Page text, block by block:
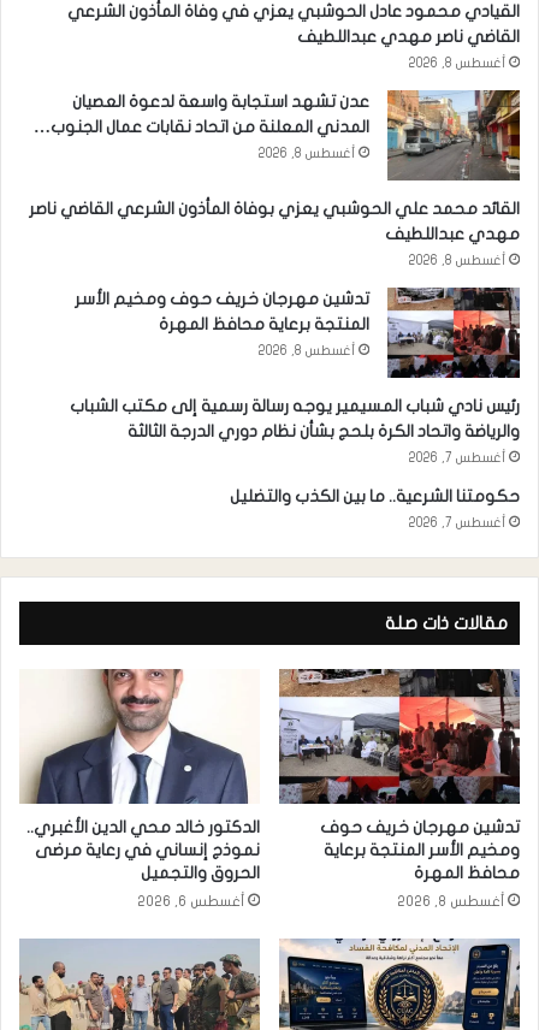
القيادي محمود عادل الحوشبي يعزي في وفاة المأذون الشرعي
القاضي ناصر مهدي عبداللطيف
أغسطس 8, 2026
عدن تشهد استجابة واسعة لدعوة العصيان
المدني المعلنة من اتحاد نقابات عمال الجنوب…
أغسطس 8, 2026
القائد محمد علي الحوشبي يعزي بوفاة المأذون الشرعي القاضي ناصر
مهدي عبداللطيف
أغسطس 8, 2026
تدشين مهرجان خريف حوف ومخيم الأسر
المنتجة برعاية محافظ المهرة
أغسطس 8, 2026
رئيس نادي شباب المسيمير يوجه رسالة رسمية إلى مكتب الشباب
والرياضة واتحاد الكرة بلحج بشأن نظام دوري الدرجة الثالثة
أغسطس 7, 2026
حكومتنا الشرعية.. ما بين الكذب والتضليل
أغسطس 7, 2026
مقالات ذات صلة
تدشين مهرجان خريف حوف
ومخيم الأسر المنتجة برعاية
محافظ المهرة
أغسطس 8, 2026
الدكتور خالد محي الدين الأغبري..
نموذج إنساني في رعاية مرضى
الحروق والتجميل
أغسطس 6, 2026